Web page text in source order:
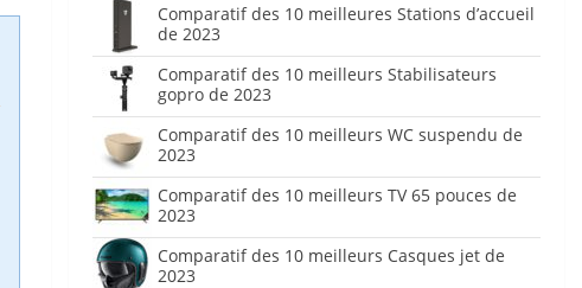
Comparatif des 10 meilleures Stations d’accueil
de 2023
Comparatif des 10 meilleurs Stabilisateurs
gopro de 2023
Comparatif des 10 meilleurs WC suspendu de
2023
Comparatif des 10 meilleurs TV 65 pouces de
2023
Comparatif des 10 meilleurs Casques jet de
2023